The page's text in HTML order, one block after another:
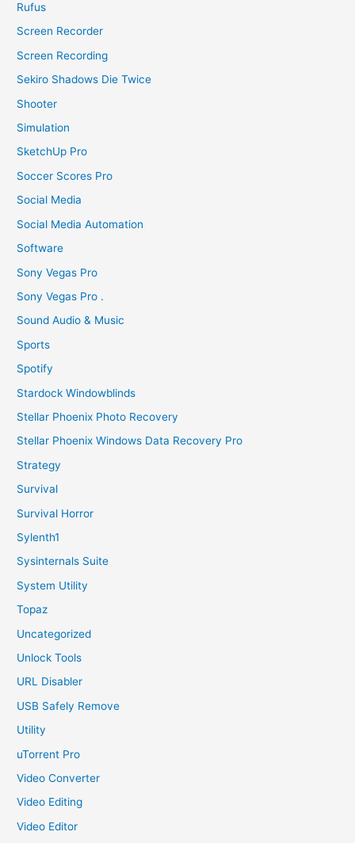
Rufus
Screen Recorder
Screen Recording
Sekiro Shadows Die Twice
Shooter
Simulation
SketchUp Pro
Soccer Scores Pro
Social Media
Social Media Automation
Software
Sony Vegas Pro
Sony Vegas Pro .
Sound Audio & Music
Sports
Spotify
Stardock Windowblinds
Stellar Phoenix Photo Recovery
Stellar Phoenix Windows Data Recovery Pro
Strategy
Survival
Survival Horror
Sylenth1
Sysinternals Suite
System Utility
Topaz
Uncategorized
Unlock Tools
URL Disabler
USB Safely Remove
Utility
uTorrent Pro
Video Converter
Video Editing
Video Editor